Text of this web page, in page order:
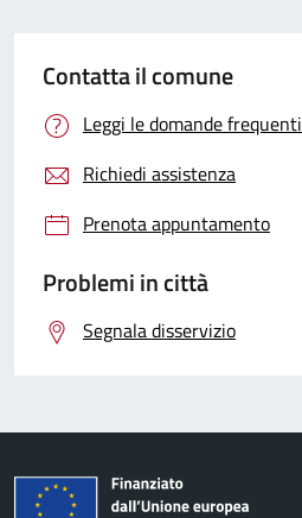
Contatta il comune
Leggi le domande frequenti
Richiedi assistenza
Prenota appuntamento
Problemi in città
Segnala disservizio